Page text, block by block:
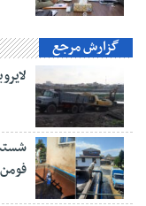
گزارش مرجع
لایروبی ۷۰ درصدی پهنه
فومن